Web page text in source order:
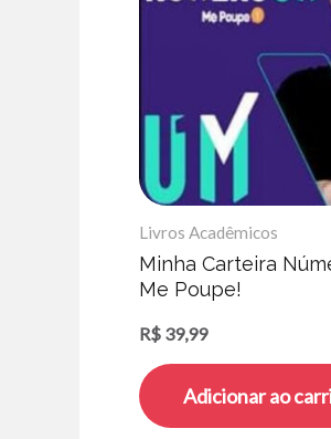
Livros Acadêmicos
Minha Carteira
Me Poupe!
R$ 39,99
Adicionar ao